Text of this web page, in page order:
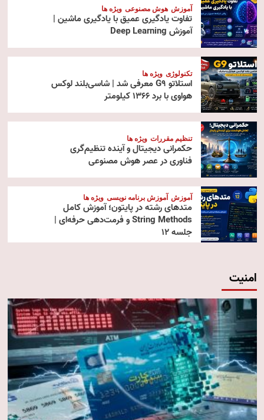
آموزش هوش مصنوعی ویژه ها
تفاوت یادگیری عمیق با یادگیری ماشین |
آموزش Deep Learning
تکنولوژی ویژه ها
استلاتو G9 معرفی شد | شاسی‌بلند لوکس
هواوی با برد ۱۳۶۶ کیلومتر
تنظیم مقررات ویژه ها
حکمرانی دیجیتال و آینده تنظیم‌گری
فناوری در عصر هوش مصنوعی
آموزش آموزش برنامه نویسی ویژه ها
متدهای رشته در پایتون؛ آموزش کامل
String Methods و فرمت‌دهی حرفه‌ای |
جلسه ۱۲
امنیت